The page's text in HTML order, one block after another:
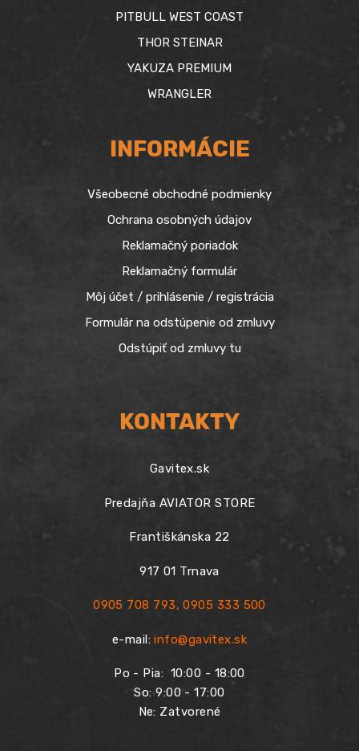
PITBULL WEST COAST
THOR STEINAR
YAKUZA PREMIUM
WRANGLER
INFORMÁCIE
Všeobecné obchodné podmienky
Ochrana osobných údajov
Reklamačný poriadok
Reklamačný formulár
Môj účet / prihlásenie / registrácia
Formulár na odstúpenie od zmluvy
Odstúpiť od zmluvy tu
KONTAKTY
Gavitex.sk
Predajňa AVIATOR STORE
Františkánska 22
917 01 Trnava
0905 708 793,0905 333 500
e-mail:info@gavitex.sk
Po - Pia:10:00 - 18:00
So: 9:00 - 17:00
Ne: Zatvorené